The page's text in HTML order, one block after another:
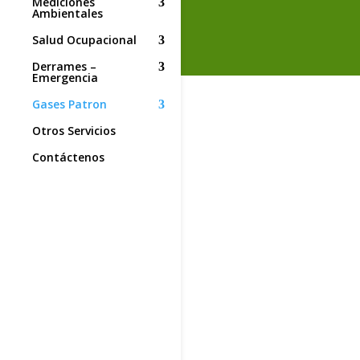
Ambientales
Salud Ocupacional
Derrames –
Emergencia
Gases Patron
Otros Servicios
Contáctenos